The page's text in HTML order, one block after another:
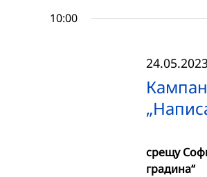
10:00
срещу
градина“